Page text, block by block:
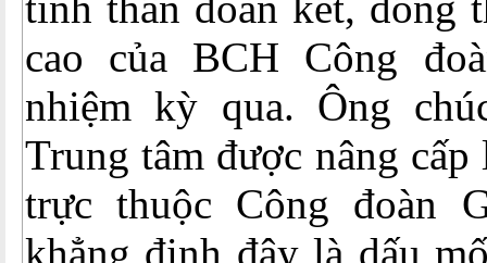
cao của BCH Công
nhiệm kỳ qua. Ông
Trung tâm được nâng
trực thuộc Công đoàn
khẳng định đây là dấu